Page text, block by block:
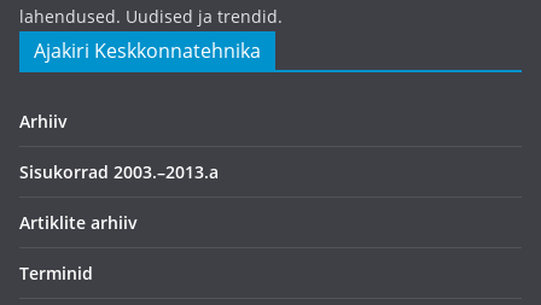
lahendused. Uudised ja trendid.
Ajakiri Keskkonnatehnika
Arhiiv
Sisukorrad 2003.–2013.a
Artiklite arhiiv
Terminid